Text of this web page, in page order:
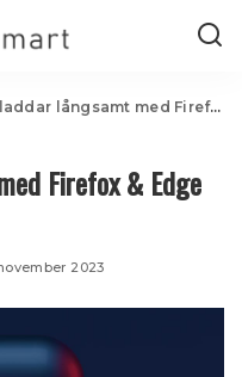
med Firefox & Edge – här är lösningen
Firefox & Edge
2023